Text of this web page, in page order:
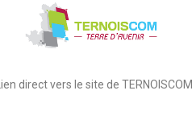
Lien direct vers le site de TERNOISCOM